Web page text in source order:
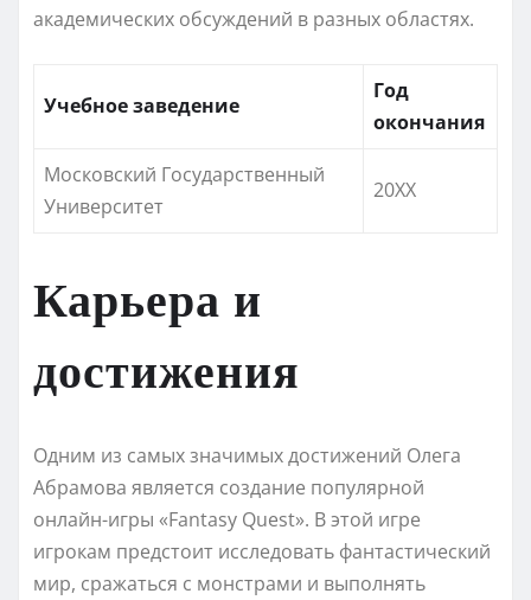
академических обсуждений в разных областях.
Учебное заведение
Год
окончания
Московский Государственный
Университет
20XX
Карьера и
достижения
Одним из самых значимых достижений Олега
Абрамова является создание популярной
онлайн-игры «Fantasy Quest». В этой игре
игрокам предстоит исследовать фантастический
мир, сражаться с монстрами и выполнять